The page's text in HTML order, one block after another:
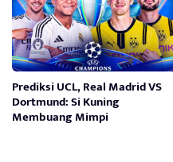
Prediksi UCL, Real Madrid VS
Dortmund: Si Kuning
Membuang Mimpi